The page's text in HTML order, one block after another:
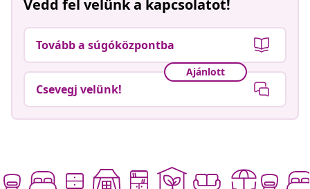
Vedd fel velünk a kapcsolatot!
Tovább a súgóközpontba
Ajánlott
Csevegj velünk!